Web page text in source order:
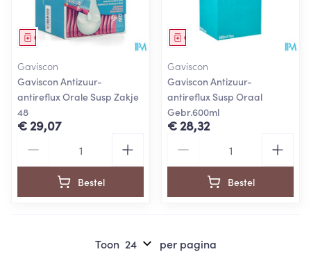
Geneesmiddel
Gaviscon
Gaviscon Antizuur-
antireflux Orale Susp Zakje
48
€ 29,07
Bestel
Geneesmiddel
Gaviscon
Gaviscon Antizuur-
antireflux Susp Oraal
Gebr.600ml
€ 28,32
Bestel
Toon per pagina